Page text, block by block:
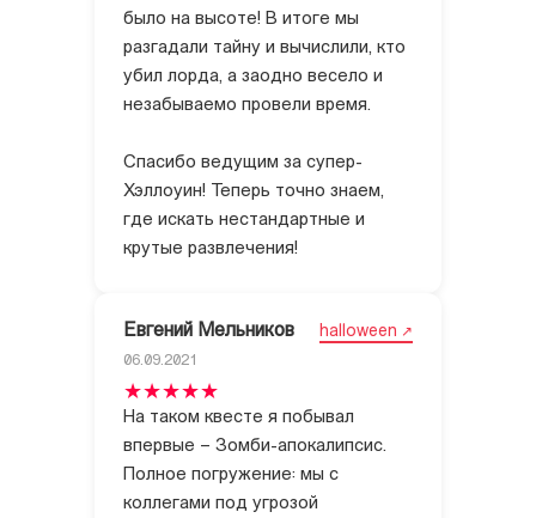
было на высоте! В итоге мы
разгадали тайну и вычислили, кто
убил лорда, а заодно весело и
незабываемо провели время.
Спасибо ведущим за супер-
Хэллоуин! Теперь точно знаем,
где искать нестандартные и
крутые развлечения!
Евгений Мельников halloween
06.09.2021
На таком квесте я побывал
впервые – Зомби-апокалипсис.
Полное погружение: мы с
коллегами под угрозой